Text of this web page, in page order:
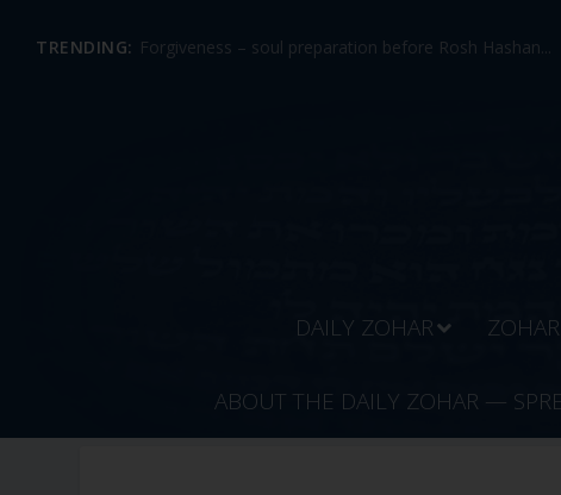
TRENDING: Forgiveness – soul preparation before Rosh Hashan...
DAILY ZOHAR
ABOUT THE DAILY ZOHAR —